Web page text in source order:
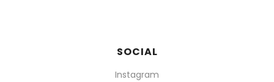
SOCIAL
Instagram